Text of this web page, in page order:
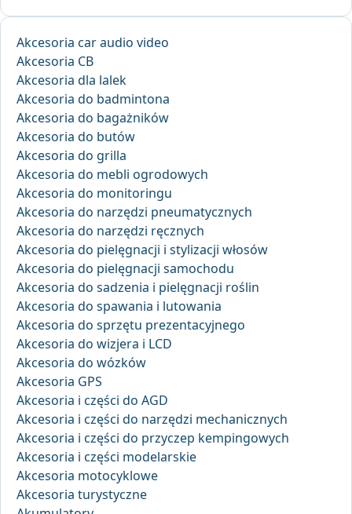
Akcesoria car audio video
Akcesoria CB
Akcesoria dla lalek
Akcesoria do badmintona
Akcesoria do bagażników
Akcesoria do butów
Akcesoria do grilla
Akcesoria do mebli ogrodowych
Akcesoria do monitoringu
Akcesoria do narzędzi pneumatycznych
Akcesoria do narzędzi ręcznych
Akcesoria do pielęgnacji i stylizacji włosów
Akcesoria do pielęgnacji samochodu
Akcesoria do sadzenia i pielęgnacji roślin
Akcesoria do spawania i lutowania
Akcesoria do sprzętu prezentacyjnego
Akcesoria do wizjera i LCD
Akcesoria do wózków
Akcesoria GPS
Akcesoria i części do AGD
Akcesoria i części do narzędzi mechanicznych
Akcesoria i części do przyczep kempingowych
Akcesoria i części modelarskie
Akcesoria motocyklowe
Akcesoria turystyczne